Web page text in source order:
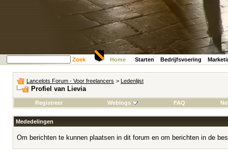
Zoek Home Starten Bedrijfsvoering
Lancelots Forum - Voor freelancers > Ledenlijst
Profiel van Lievia
Registreer Weblogs FAQ
Mededelingen
Om berichten te kunnen plaatsen in dit forum en om berichten in de